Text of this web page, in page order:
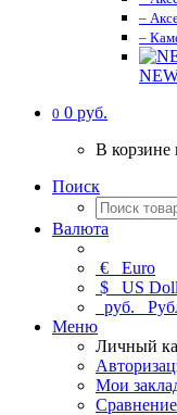
–
–
0 0 руб.
В корзине
Поиск
Валюта
€ Euro
$ US
руб.
Меню
Личный
Мои